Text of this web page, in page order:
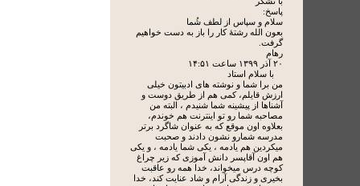
پاسخ:
سلام و سپاس از لطف شُما
بعون الله رشتۀ کار را باز به دست خواهیم
گرفت.
رهام
۲۰ آذر ۱۳۹۹ ساعت ۱۴:۵۱
با سلام استاد
من برا شما و نوشته های ادبیتون خیلی
ارزش قایلم، کمی هم از طریق دوست و
آشناها از پیشینه شما شنیدم ، البته من
مصاحبه شما رو تو اینترنت هم خوندم،
بعلاوه اون موقع که به عنوان شاگرد برتر
مدرسه شمارو نشون دادند و صحبت
میکردین هم یادمه ، یکی شما یادمه ، و یکی
هم اون آقاپسر دانش آموزی که زیر چراغ
کوچه درس میخواند، خدا همه رو عاقبت
بخیری و زندگی آرام و شاد عنایت کند، خدا